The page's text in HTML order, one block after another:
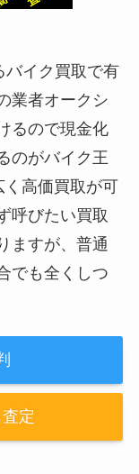
バイク買取で有
業者オークシ
るので現金化
のがバイク王
高価買取が可
呼びたい買取
ますが、普通
でも全くしつ
定